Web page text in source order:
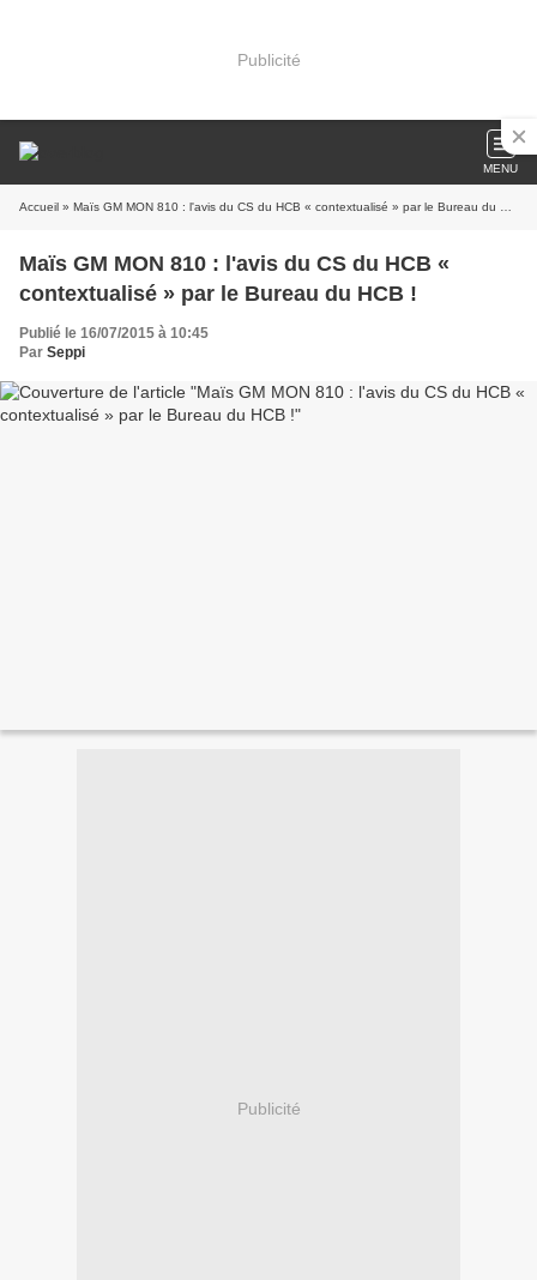
Publicité
MENU
Accueil » Maïs GM MON 810 : l'avis du CS du HCB « contextualisé » par le Bureau du HCB !
Maïs GM MON 810 : l'avis du CS du HCB «
contextualisé » par le Bureau du HCB !
Publié le 16/07/2015 à 10:45
Par Seppi
Publicité